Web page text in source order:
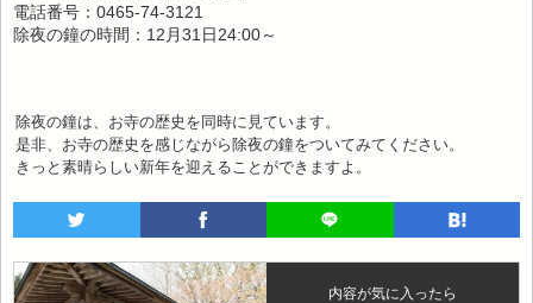
電話番号：0465-74-3121
除夜の鐘の時間：12月31日24:00～
除夜の鐘は、お寺の歴史を同時に見ています。
是非、お寺の歴史を感じながら除夜の鐘をついてみてください。
きっと素晴らしい新年を迎えることができますよ。
内容が気に入ったら